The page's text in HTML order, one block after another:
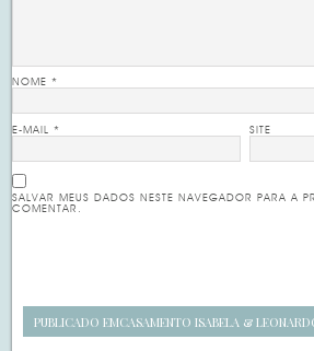
NOME*
E-MAIL* SITE
SALVAR MEUS DADOS NESTE NAVEGADOR PARA A
COMENTAR.
PUBLICADO EMCASAMENTO ISABELA &